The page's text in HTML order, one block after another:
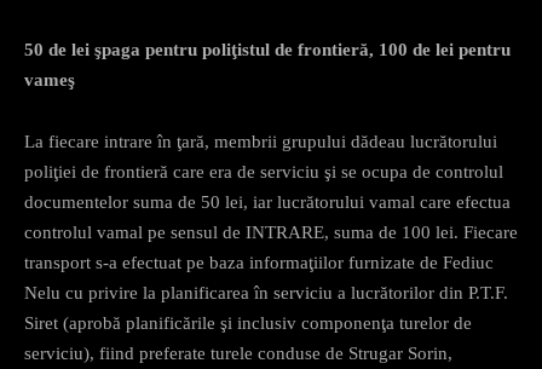
50 de lei şpaga pentru poliţistul de frontieră, 100 de lei pentru
vameş
La fiecare intrare în ţară, membrii grupului dădeau lucrătorului
poliţiei de frontieră care era de serviciu şi se ocupa de controlul
documentelor suma de 50 lei, iar lucrătorului vamal care efectua
controlul vamal pe sensul de INTRARE, suma de 100 lei. Fiecare
transport s-a efectuat pe baza informaţiilor furnizate de Fediuc
Nelu cu privire la planificarea în serviciu a lucrătorilor din P.T.F.
Siret (aprobă planificările şi inclusiv componenţa turelor de
serviciu), fiind preferate turele conduse de Strugar Sorin,